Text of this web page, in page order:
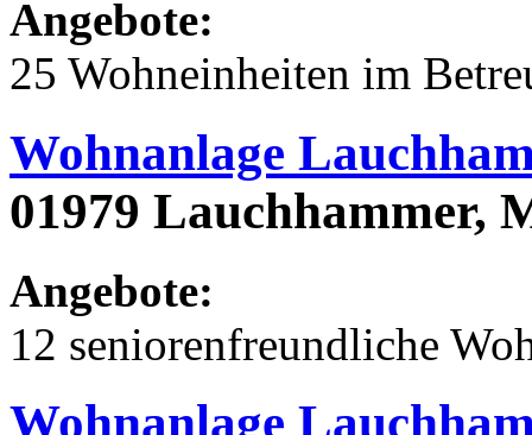
Angebote:
25 Wohneinheiten im
Wohnanlage
01979 Lauchhammer,
Angebote:
12 seniorenfreundliche
Wohnanlage